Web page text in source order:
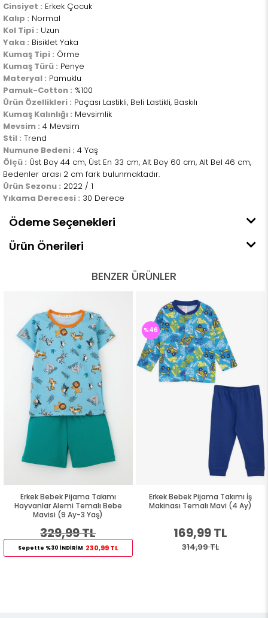
Cinsiyet : Erkek Çocuk
Kalıp : Normal
Kol Tipi : Uzun
Yaka : Bisiklet Yaka
Kumaş Tipi : Örme
Kumaş Türü : Penye
Materyal : Pamuklu
Pamuk-Cotton : %100
Ürün Özellikleri : Paçası Lastikli, Beli Lastikli, Baskılı
Kumaş Kalınlığı : Mevsimlik
Mevsim : 4 Mevsim
Stil : Trend
Numune Bedeni : 4 Yaş
Ölçü : Üst Boy 44 cm, Üst En 33 cm, Alt Boy 60 cm, Alt Bel 46 cm,
Bedenler arası 2 cm fark bulunmaktadır.
Ürün Sezonu : 2022 / 1
Yıkama Derecesi : 30 Derece
Ödeme Seçenekleri
Ürün Önerileri
BENZER ÜRÜNLER
Erkek Bebek Pijama Takımı
Hayvanlar Alemi Temalı Bebe
Mavisi (9 Ay-3 Yaş)
329,99 TL
Sepette %30 İNDİRİM 230,99 TL
Erkek Bebek Pijama Takımı İş
Makinası Temalı Mavi (4 Ay)
169,99 TL
314,99 TL
%46